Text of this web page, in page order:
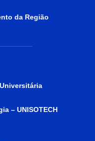
da Região
– UNISOTECH